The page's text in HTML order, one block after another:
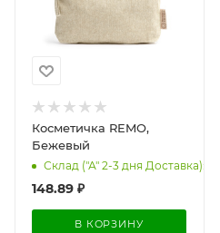
Косметичка REMO,
Бежевый
Склад ("А" 2-3 дня Доставка): 1
148.89 ₽
В КОРЗИНУ